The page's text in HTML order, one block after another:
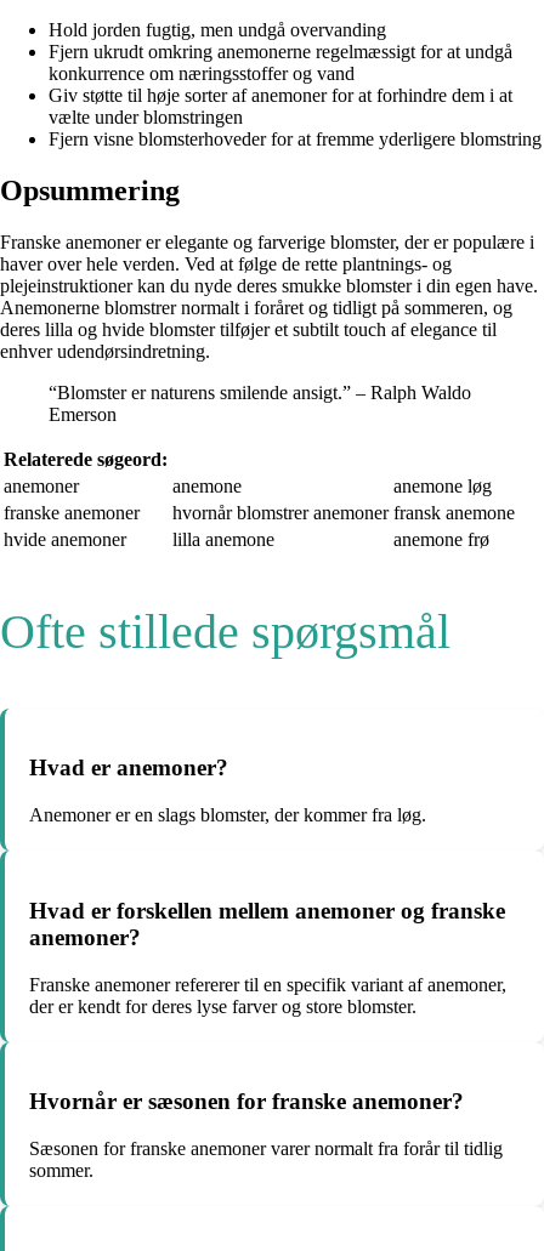
Hold jorden fugtig, men undgå overvanding
Fjern ukrudt omkring anemonerne regelmæssigt for at undgå
konkurrence om næringsstoffer og vand
Giv støtte til høje sorter af anemoner for at forhindre dem i at
vælte under blomstringen
Fjern visne blomsterhoveder for at fremme yderligere blomstring
Opsummering
Franske anemoner er elegante og farverige blomster, der er populære i
haver over hele verden. Ved at følge de rette plantnings- og
plejeinstruktioner kan du nyde deres smukke blomster i din egen have.
Anemonerne blomstrer normalt i foråret og tidligt på sommeren, og
deres lilla og hvide blomster tilføjer et subtilt touch af elegance til
enhver udendørsindretning.
“Blomster er naturens smilende ansigt.” – Ralph Waldo
Emerson
Relaterede søgeord:
anemoner
anemone
anemone løg
franske anemoner
hvornår blomstrer anemoner fransk anemone
hvide anemoner
lilla anemone anemone frø
Ofte stillede spørgsmål
Hvad er anemoner?
Anemoner er en slags blomster, der kommer fra løg.
Hvad er forskellen mellem anemoner og franske
anemoner?
Franske anemoner refererer til en specifik variant af anemoner,
der er kendt for deres lyse farver og store blomster.
Hvornår er sæsonen for franske anemoner?
Sæsonen for franske anemoner varer normalt fra forår til tidlig
sommer.